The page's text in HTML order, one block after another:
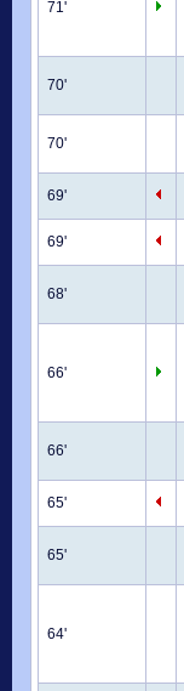
71'
70'
70'
69'
69'
68'
66'
66'
65'
65'
64'